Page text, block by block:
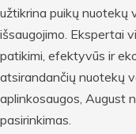
užtikrina puikų nuotekų
išsaugojimo. Ekspertai
patikimi, efektyvūs ir
atsirandančių nuotekų
aplinkosaugos, August
pasirinkimas.